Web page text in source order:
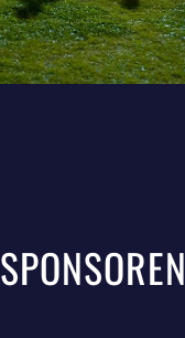
SPONSOREN